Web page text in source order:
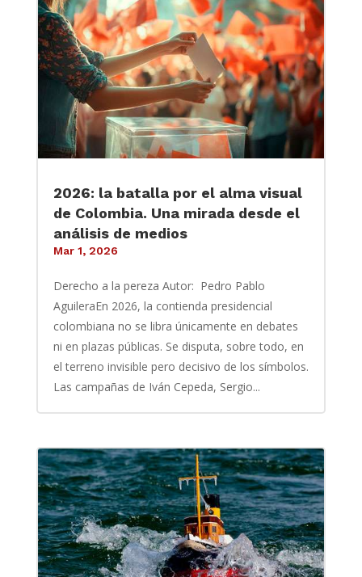
2026: la batalla por el alma visual
de Colombia. Una mirada desde el
análisis de medios
Mar 1, 2026
Derecho a la pereza Autor: Pedro Pablo
AguileraEn 2026, la contienda presidencial
colombiana no se libra únicamente en debates
ni en plazas públicas. Se disputa, sobre todo, en
el terreno invisible pero decisivo de los símbolos.
Las campañas de Iván Cepeda, Sergio...